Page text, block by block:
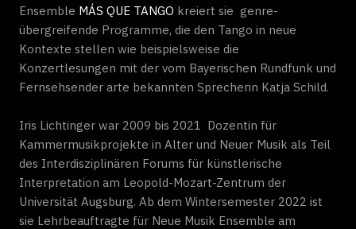
Ensemble MÁS QUE TANGO kreiert sie genre-
übergreifende Programme, die den Tango in neue
Kontexte stellen wie beispielsweise die
Konzertlesungen mit der vom Bayerischen Rundfunk und
Fernsehsender arte bekannten Sprecherin Katja Schild.
Iris Lichtinger war 2009 bis 2021 Dozentin für
Kammermusikprojekte in Alter und Neuer Musik als Teil
des Interdisziplinären Forums für künstlerische
Interpretation am Leopold-Mozart-Zentrum der
Universität Augsburg. Ab dem Wintersemester 2022 ist
sie Lehrbeauftragte für Neue Musik Ensemble am